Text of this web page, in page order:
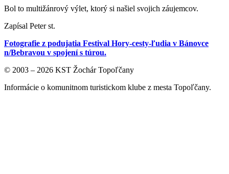
Bol to multižánrový výlet, ktorý si našiel svojich záujemcov.
Zapísal Peter st.
Fotografie z podujatia Festival Hory-cesty-ľudia v Bánovce
n/Bebravou v spojení s túrou.
© 2003 – 2026 KST Žochár Topoľčany
Informácie o komunitnom turistickom klube z mesta Topoľčany.